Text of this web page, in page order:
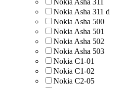
Nokia Asha 311 d
Nokia Asha 500
Nokia Asha 501
Nokia Asha 502
Nokia Asha 503
Nokia C1-01
Nokia C1-02
Nokia C2-05